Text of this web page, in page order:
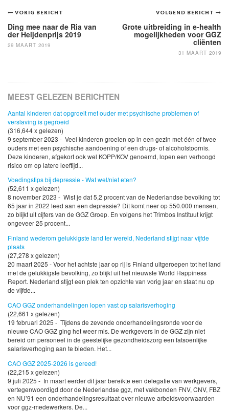
Bericht
navigatie
VOLGEND BERICHT
Grote uitbreiding in e-health
mogelijkheden voor GGZ
cliënten
31 MAART 2019
VORIG BERICHT
Ding mee naar de Ria van
der Heijdenprijs 2019
29 MAART 2019
MEEST GELEZEN BERICHTEN
Aantal kinderen dat opgroeit met ouder met psychische problemen of
verslaving is gegroeid
(316,644 x gelezen)
9 september 2023 - Veel kinderen groeien op in een gezin met één of twee
ouders met een psychische aandoening of een drugs- of alcoholstoornis.
Deze kinderen, afgekort ook wel KOPP/KOV genoemd, lopen een verhoogd
risico om op latere leeftijd...
Voedingstips bij depressie - Wat wel/niet eten?
(52,611 x gelezen)
8 november 2023 - Wist je dat 5,2 procent van de Nederlandse bevolking tot
65 jaar in 2022 leed aan een depressie? Dit komt neer op 550.000 mensen,
zo blijkt uit cijfers van de GGZ Groep. En volgens het Trimbos Instituut krijgt
ongeveer 25 procent...
Finland wederom gelukkigste land ter wereld, Nederland stijgt naar vijfde
plaats
(27,278 x gelezen)
20 maart 2025 - Voor het achtste jaar op rij is Finland uitgeroepen tot het land
met de gelukkigste bevolking, zo blijkt uit het nieuwste World Happiness
Report. Nederland stijgt een plek ten opzichte van vorig jaar en staat nu op
de vijfde...
CAO GGZ onderhandelingen lopen vast op salarisverhoging
(22,661 x gelezen)
19 februari 2025 - Tijdens de zevende onderhandelingsronde voor de
nieuwe CAO GGZ ging het weer mis. De werkgevers in de GGZ zijn niet
bereid om personeel in de geestelijke gezondheidszorg een fatsoenlijke
salarisverhoging aan te bieden. Het...
CAO GGZ 2025-2026 is gereed!
(22,215 x gelezen)
9 juli 2025 - In maart eerder dit jaar bereikte een delegatie van werkgevers,
vertegenwoordigd door de Nederlandse ggz, met vakbonden FNV, CNV, FBZ
en NU’91 een onderhandelingsresultaat over nieuwe arbeidsvoorwaarden
voor ggz-medewerkers. De...